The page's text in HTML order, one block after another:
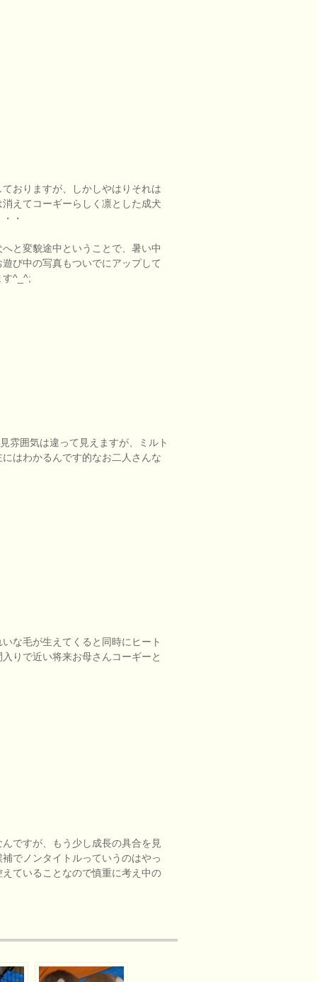
おりますが、しかしやはりそれは
えてコーギーらしく凛とした成犬
・
と変貌途中ということで、暑い中
び中の写真もついでにアップして
す^_^;
雰囲気は違って見えますが、ミルト
はわかるんです的なお二人さんな
な毛が生えてくると同時にヒート
りで近い将来お母さんコーギーと
ですが、もう少し成長の具合を見
でノンタイトルっていうのはやっ
ていることなので慎重に考え中の